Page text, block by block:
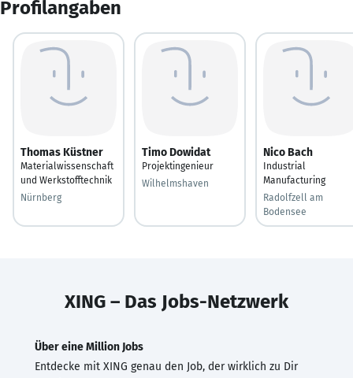
Profilangaben
Thomas Küstner
Materialwissenschaft
und Werkstofftechnik
Nürnberg
Timo Dowidat
Projektingenieur
Wilhelmshaven
Nico Bach
Industrial
Manufacturing
Radolfzell am
Bodensee
XING – Das Jobs-Netzwerk
Über eine Million Jobs
Entdecke mit XING genau den Job, der wirklich zu Dir